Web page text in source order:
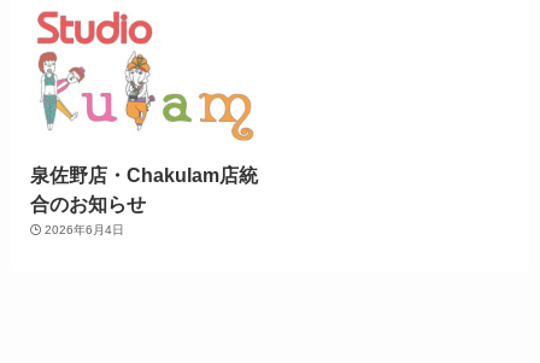
泉佐野店・Chakulam店統
合のお知らせ
2026年6月4日